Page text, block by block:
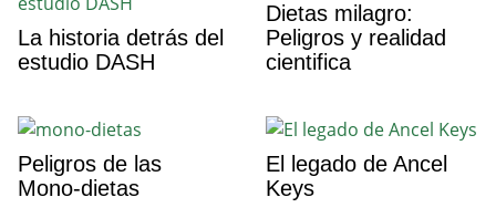
La historia detrás del
estudio DASH
Dietas milagro:
Peligros y realidad
cientifica
Peligros de las
Mono-dietas
El legado de Ancel
Keys